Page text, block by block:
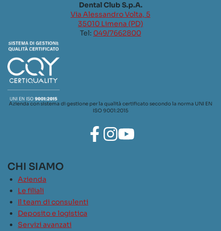
Dental Club S.p.A.
Via Alessandro Volta, 5
35010 Limena (PD)
Tel: 049/7662800
Azienda con sistema di gestione per la qualità certificato secondo la norma UNI EN
ISO 9001:2015
CHI SIAMO
Azienda
Le filiali
Il team di consulenti
Deposito e logistica
Servizi avanzati